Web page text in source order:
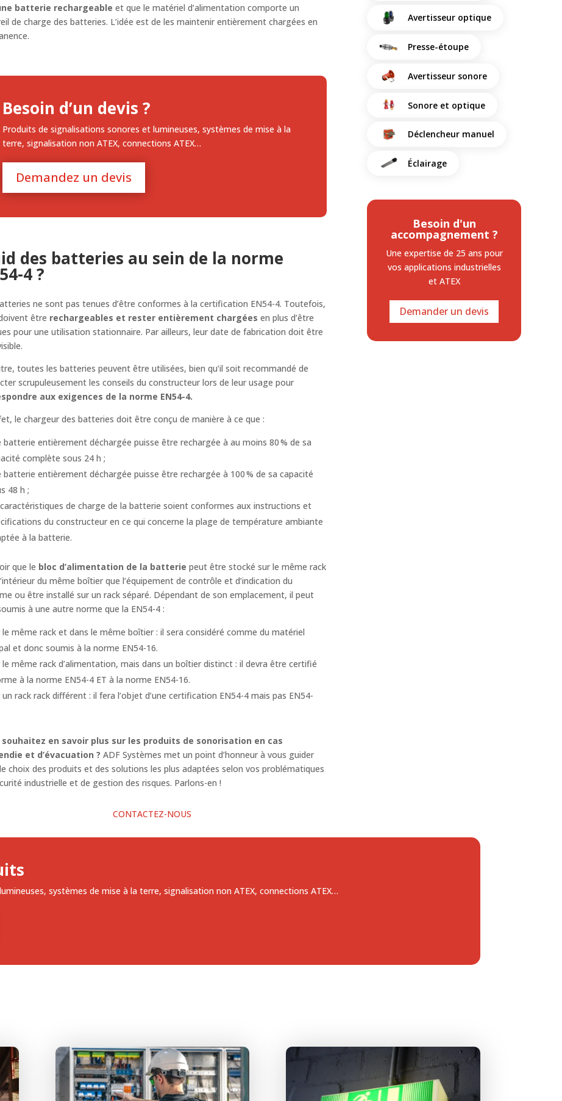
batterie rechargeableet que le matériel d’alimentation comporte un
de charge des batteries. L’idée est de les maintenir entièrement chargées en
Besoin d’un devis ?
Produits de signalisations sonores et lumineuses, systèmes de mise à la
terre, signalisation non ATEX, connections ATEX…
Demandez un devis
des batteries au sein de la norme
4 ?
ne sont pas tenues d’être conformes à la certification EN54-4. Toutefois,
être rechargeables et rester entièrement chargées en plus d’être
pour une utilisation stationnaire. Par ailleurs, leur date de fabrication doit être
toutes les batteries peuvent être utilisées, bien qu’il soit recommandé de
scrupuleusement les conseils du constructeur lors de leur usage pour
aux exigences de la norme EN54-4.
le chargeur des batteries doit être conçu de manière à ce que :
batterie entièrement déchargée puisse être rechargée à au moins 80 % de sa
complète sous 24 h ;
batterie entièrement déchargée puisse être rechargée à 100 % de sa capacité
48 h ;
de charge de la batterie soient conformes aux instructions et
du constructeur en ce qui concerne la plage de température ambiante
à la batterie.
que le bloc d’alimentation de la batterie peut être stocké sur le même rack
du même boîtier que l’équipement de contrôle et d’indication du
ou être installé sur un rack séparé. Dépendant de son emplacement, il peut
à une autre norme que la EN54-4 :
le même rack et dans le même boîtier : il sera considéré comme du matériel
et donc soumis à la norme EN54-16.
le même rack d’alimentation, mais dans un boîtier distinct : il devra être certifié
à la norme EN54-4 ET à la norme EN54-16.
un rack rack différent : il fera l’objet d’une certification EN54-4 mais pas EN54-
souhaitez en savoir plus sur les produits de sonorisation en cas
et d’évacuation ?ADF Systèmes met un point d’honneur à vous guider
choix des produits et des solutions les plus adaptées selon vos problématiques
industrielle et de gestion des risques. Parlons-en !
CONTACTEZ-NOUS
Avertisseur optique
Presse-étoupe
Avertisseur sonore
Sonore et optique
Déclencheur manuel
Éclairage
Besoin d'un
accompagnement ?
Une expertise de 25 ans pour
vos applications industrielles
et ATEX
Demander un devis
systèmes de mise à la terre, signalisation non ATEX, connections ATEX…